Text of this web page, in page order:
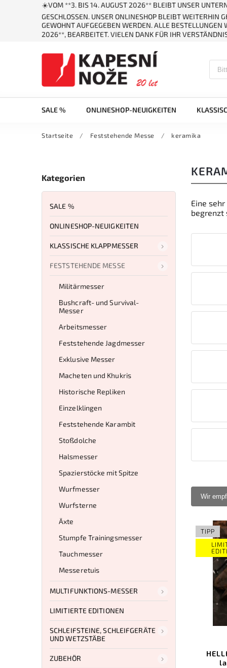
☀️VOM **3. BIS 14. AUGUST 2026** BLEIBT UNSER
GESCHLOSSEN. UNSER ONLINESHOP BLEIBT WEITERHIN
GEWOHNT AUFGEGEBEN WERDEN. ALLE
2026**, BEARBEITET. VIELEN DANK FÜR IHR
SALE % ONLINESHOP-NEUIGKEITEN
Startseite / Feststehende Messe / keramika
Kategorien
SALE %
ONLINESHOP-NEUIGKEITEN
KLASSISCHE KLAPPMESSER
FESTSTEHENDE MESSE
Militärmesser
Bushcraft- und Survival-
Messer
Arbeitsmesser
Feststehende Jagdmesser
Exklusive Messer
Macheten und Khukris
Historische Repliken
Einzelklingen
Feststehende Karambit
Stoßdolche
Halsmesser
Spazierstöcke mit Spitze
Wurfmesser
Wurfsterne
Äxte
Stumpfe Trainingsmesser
Tauchmesser
Messeretuis
MULTIFUNKTIONS-MESSER
LIMITIERTE EDITIONEN
SCHLEIFSTEINE, SCHLEIFGERÄTE
UND WETZSTÄBE
ZUBEHÖR
Eine
begrenzt
Wir
TIPP